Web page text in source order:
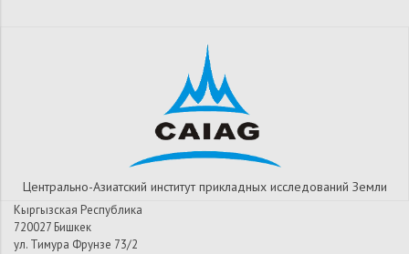
Центрально-Азиатский институт прикладных исследований Земли
Кыргызская Республика
720027 Бишкек
ул. Тимура Фрунзе 73/2